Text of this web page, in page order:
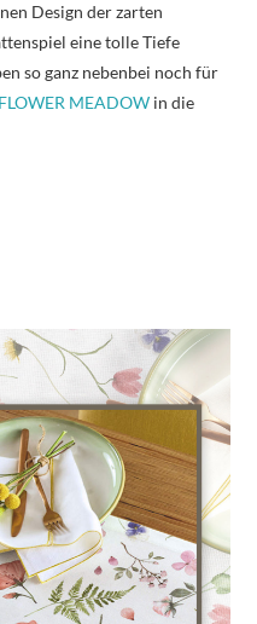
Design der zarten
eine tolle Tiefe
so ganz nebenbei noch für
FLOWER MEADOW in die